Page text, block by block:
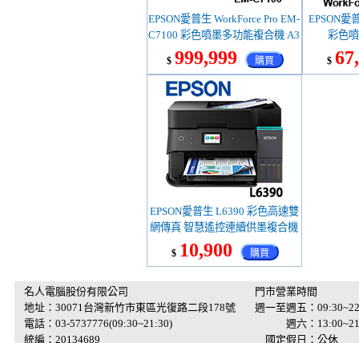
EPSON愛普生 WorkForce Pro EM-
C7100 彩色噴墨多功能複合機 A3
$ 999,999 購買
EPSON愛
彩色
$
EPSON愛普生 L6390 彩色高速雙
網傳真 智慧遙控連續供墨複合機
$ 10,900 購買
名人電腦股份有限公司
地址：30071台灣新竹市東區光復路二段178號
電話：03-5737776(09:30~21:30)
統編：20134689
門市營業時間
週一至週五：
週六：
國定假日：公休